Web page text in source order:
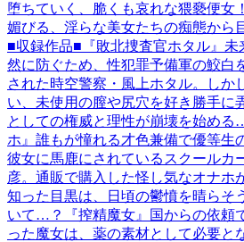
堕ちていく、脆くも哀れな猥褻便女
媚びる、淫らな美女たちの痴態か
■収録作品■『敗北捜査官ホタル』未
然に防ぐため、性犯罪予備軍の鮫白
された時空警察・風上ホタル。しか
い、未使用の膣や尻穴を好き勝手に
としての権威と理性が崩壊を始め
ホ』誰もが憧れる才色兼備で優等生
彼女に馬鹿にされているスクールカ
彦。通販で購入した怪し気なオナホ
知った目黒は、日頃の鬱憤を晴らそ
いて…？『搾精魔女』国からの依頼
った魔女は、薬の素材として必要と